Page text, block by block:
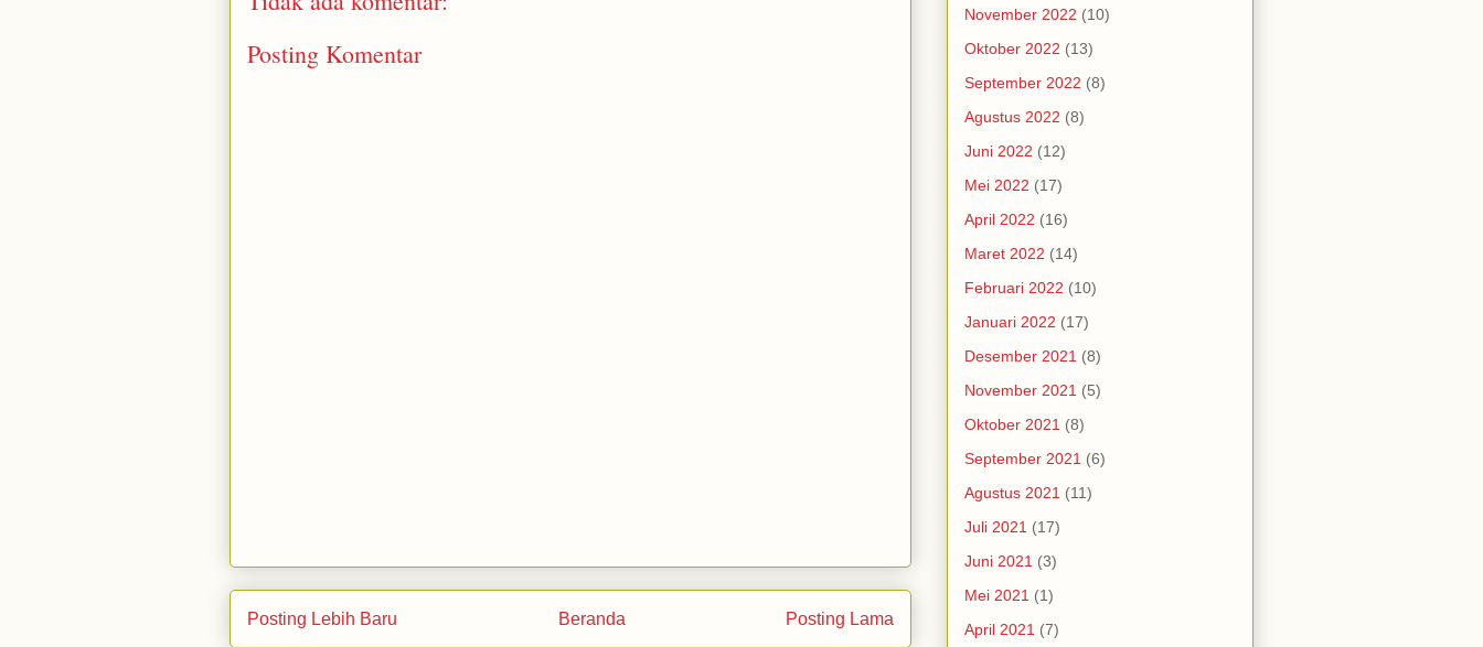
Posting Komentar
Posting Lebih Baru Posting Lama
Beranda
November 2022 (10)
Oktober 2022 (13)
September 2022 (8)
Agustus 2022 (8)
Juni 2022 (12)
Mei 2022 (17)
April 2022 (16)
Maret 2022 (14)
Februari 2022 (10)
Januari 2022 (17)
Desember 2021 (8)
November 2021 (5)
Oktober 2021 (8)
September 2021 (6)
Agustus 2021 (11)
Juli 2021 (17)
Juni 2021 (3)
Mei 2021 (1)
April 2021 (7)